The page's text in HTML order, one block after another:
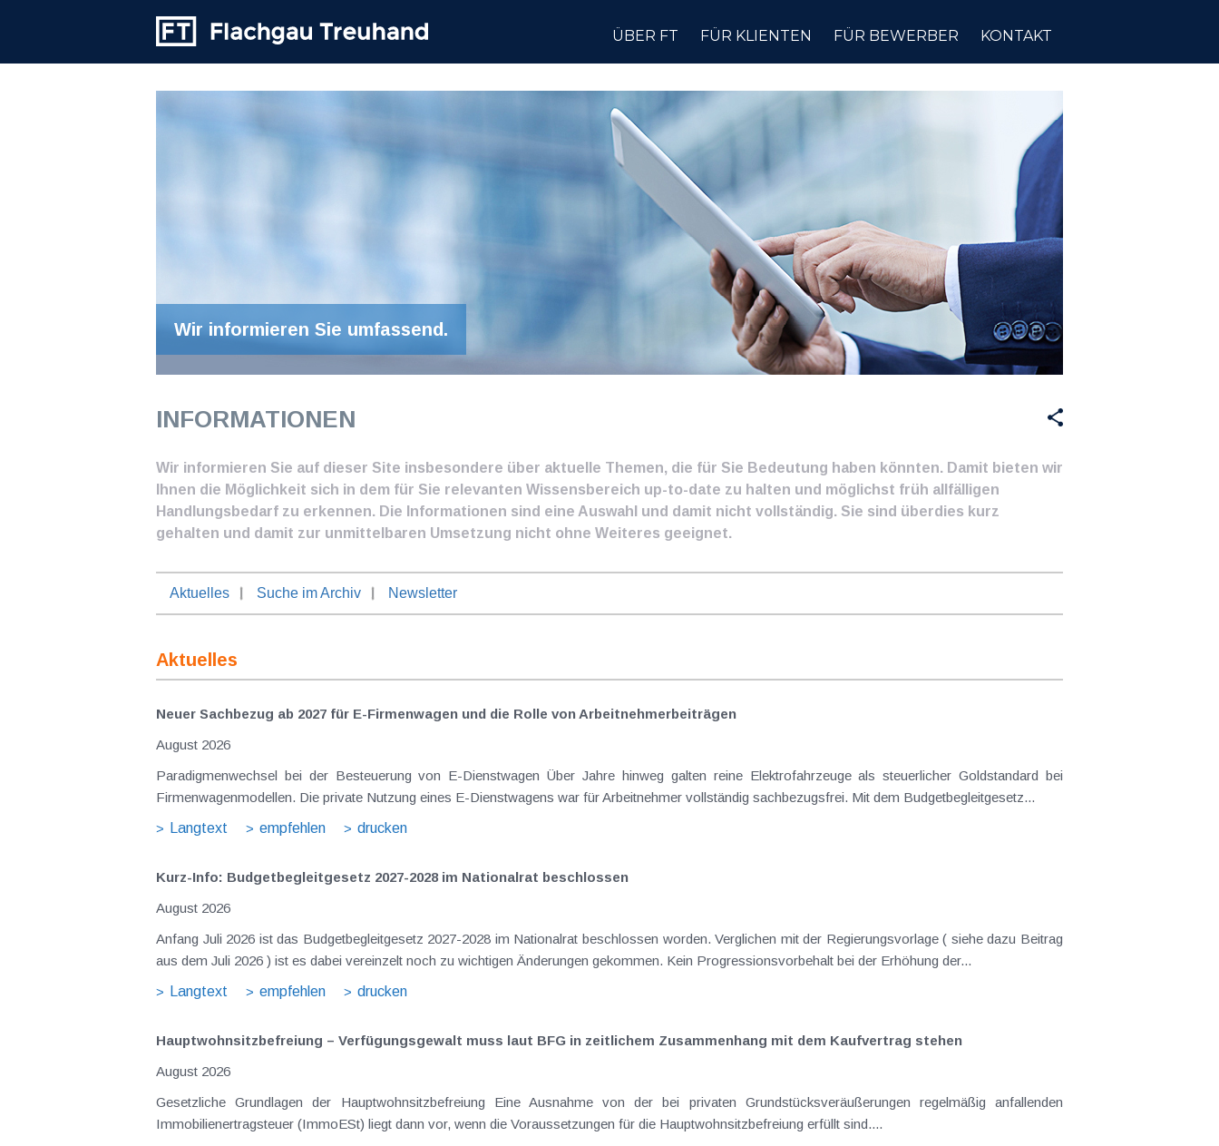
ÜBER FT FÜR KLIENTEN FÜR BEWERBER KONTAKT
Wir informieren Sie umfassend.
INFORMATIONEN
Wir informieren Sie auf dieser Site insbesondere über aktuelle Themen, die für Sie Bedeutung haben könnten. Damit bieten wir
Ihnen die Möglichkeit sich in dem für Sie relevanten Wissensbereich up-to-date zu halten und möglichst früh allfälligen
Handlungsbedarf zu erkennen. Die Informationen sind eine Auswahl und damit nicht vollständig. Sie sind überdies kurz
gehalten und damit zur unmittelbaren Umsetzung nicht ohne Weiteres geeignet.
Aktuelles Suche im Archiv Newsletter
Aktuelles
Neuer Sachbezug ab 2027 für E-Firmenwagen und die Rolle von Arbeitnehmer​­beiträgen
August 2026
Paradigmenwechsel bei der Besteuerung von E-Dienstwagen Über Jahre hinweg galten reine Elektrofahrzeuge als steuerlicher Goldstandard bei
Firmenwagenmodellen. Die private Nutzung eines E-Dienstwagens war für Arbeitnehmer vollständig sachbezugsfrei. Mit dem Budgetbegleitgesetz...
Langtext
empfehlen drucken
Kurz-Info: Budgetbegleitgesetz 2027-2028 im Nationalrat beschlossen
August 2026
Anfang Juli 2026 ist das Budgetbegleitgesetz 2027-2028 im Nationalrat beschlossen worden. Verglichen mit der Regierungsvorlage ( siehe dazu Beitrag
aus dem Juli 2026 ) ist es dabei vereinzelt noch zu wichtigen Änderungen gekommen. Kein Progressionsvorbehalt bei der Erhöhung der...
Langtext
empfehlen drucken
Hauptwohnsitz​­befreiung – Verfügungsgewalt muss laut BFG in zeitlichem Zusammenhang mit dem Kaufvertrag stehen
August 2026
Gesetzliche Grundlagen der Hauptwohnsitzbefreiung Eine Ausnahme von der bei privaten Grundstücksveräußerungen regelmäßig anfallenden
Immobilienertragsteuer (ImmoESt) liegt dann vor, wenn die Voraussetzungen für die Hauptwohnsitzbefreiung erfüllt sind....